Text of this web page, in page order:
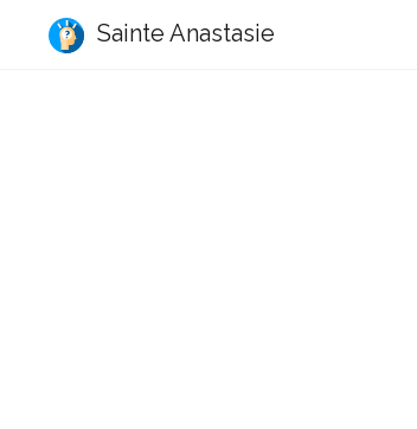
Sainte Anastasie